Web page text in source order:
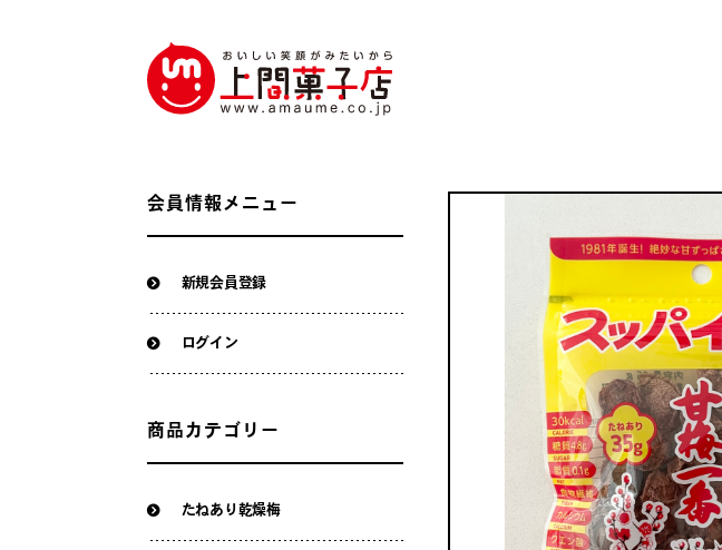
会員情報メニュー
新規会員登録
ログイン
商品カテゴリー
たねあり乾燥梅